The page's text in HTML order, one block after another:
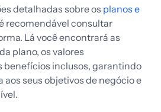
detalhadas sobre os planos e
recomendável consultar
Lá você encontrará as
plano, os valores
benefícios inclusos, garantindo
aos seus objetivos de negócio e